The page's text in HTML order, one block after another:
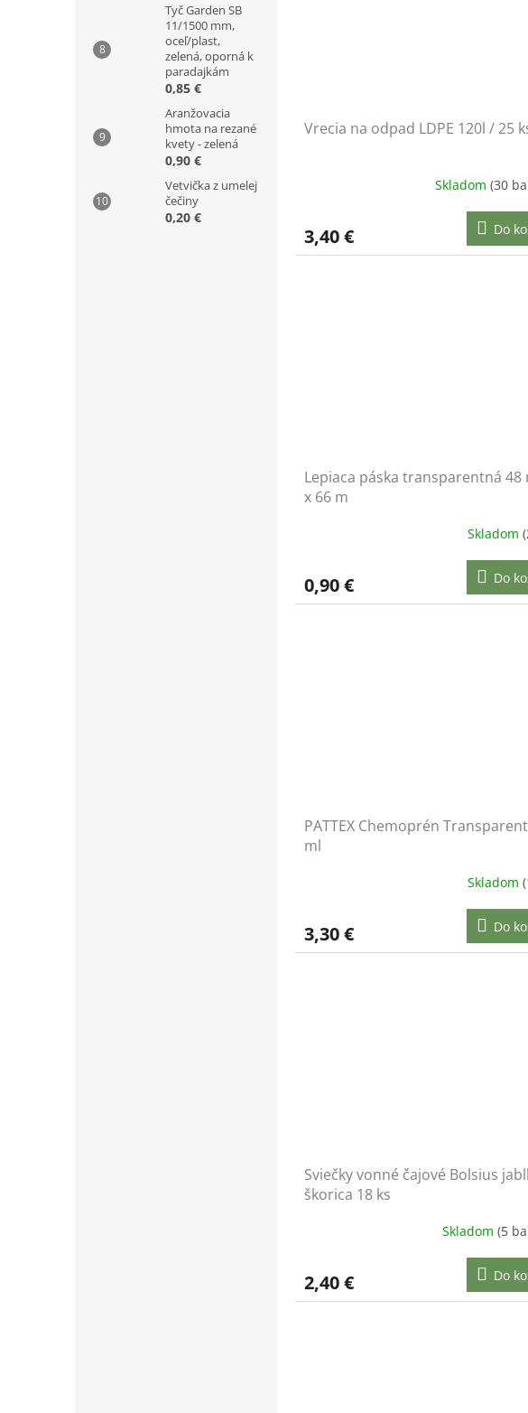
Tyč Garden SB
11/1500 mm,
oceľ/plast,
zelená, oporná k
paradajkám
0,85 €
Aranžovacia
hmota na rezané
kvety - zelená
0,90 €
Vetvička z umelej
čečiny
0,20 €
Vrecia na odpad LDPE 120l / 25
Skladom (30
3,40 € Do
Lepiaca páska transparentná 48
x 66 m
Skladom
0,90 € Do
PATTEX Chemoprén
ml
Skladom
3,30 € Do
Sviečky vonné čajové Bolsius
škorica 18 ks
Skladom (5
2,40 € Do